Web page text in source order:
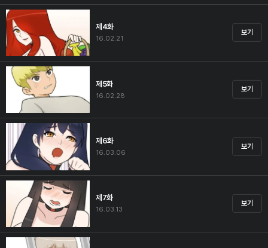
제4화
16.02.21
보기
제5화
16.02.28
보기
제6화
16.03.06
보기
제7화
16.03.13
보기